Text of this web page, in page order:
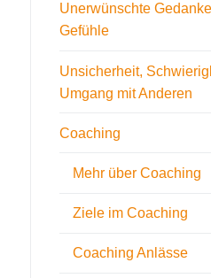
Unerwünschte
Gefühle
Unsicherheit,
Umgang mit Anderen
Coaching
Mehr über Coaching
Ziele im Coaching
Coaching Anlässe